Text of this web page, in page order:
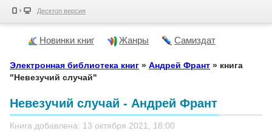
Десктоп версия
Новинки книг Жанры Самиздат
Электронная библиотека книг » Андрей Франт » книга
"Невезучий случай"
Невезучий случай - Андрей Франт
Книга добавлена: 13 октября 2021, 18:00